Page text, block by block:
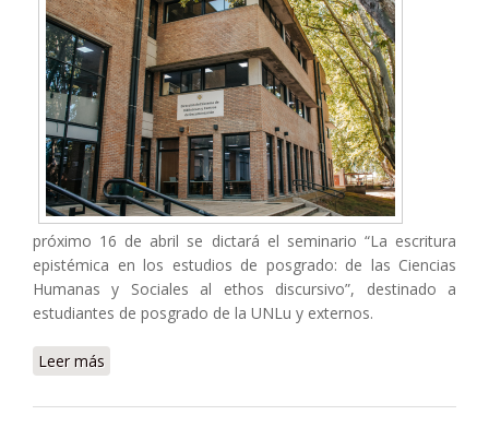
próximo 16 de abril se dictará el seminario “La escritura
epistémica en los estudios de posgrado: de las Ciencias
Humanas y Sociales al ethos discursivo”, destinado a
estudiantes de posgrado de la UNLu y externos.
Leer más